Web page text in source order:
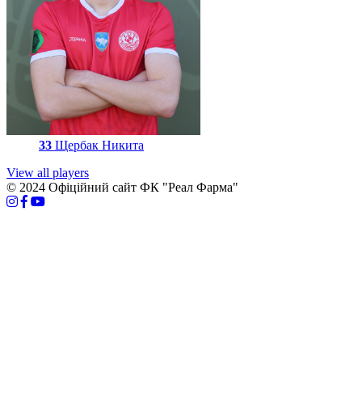
33 Щербак Никита
View all players
© 2024 Офіційний сайт ФК "Реал Фарма"